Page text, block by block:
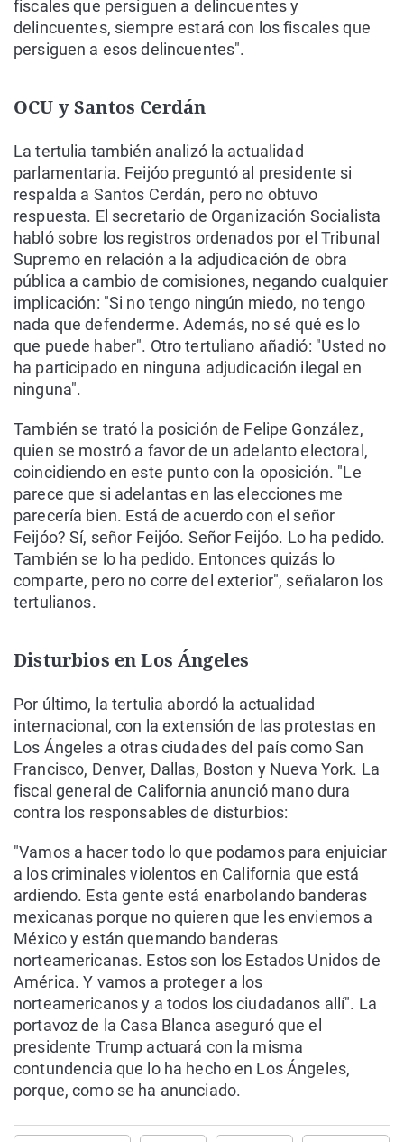
fiscales que persiguen a delincuentes y
delincuentes, siempre estará con los fiscales que
persiguen a esos delincuentes".
OCU y Santos Cerdán
La tertulia también analizó la actualidad
parlamentaria. Feijóo preguntó al presidente si
respalda a Santos Cerdán, pero no obtuvo
respuesta. El secretario de Organización Socialista
habló sobre los registros ordenados por el Tribunal
Supremo en relación a la adjudicación de obra
pública a cambio de comisiones, negando cualquier
implicación: "Si no tengo ningún miedo, no tengo
nada que defenderme. Además, no sé qué es lo
que puede haber". Otro tertuliano añadió: "Usted no
ha participado en ninguna adjudicación ilegal en
ninguna".
También se trató la posición de Felipe González,
quien se mostró a favor de un adelanto electoral,
coincidiendo en este punto con la oposición. "Le
parece que si adelantas en las elecciones me
parecería bien. Está de acuerdo con el señor
Feijóo? Sí, señor Feijóo. Señor Feijóo. Lo ha pedido.
También se lo ha pedido. Entonces quizás lo
comparte, pero no corre del exterior", señalaron los
tertulianos.
Disturbios en Los Ángeles
Por último, la tertulia abordó la actualidad
internacional, con la extensión de las protestas en
Los Ángeles a otras ciudades del país como San
Francisco, Denver, Dallas, Boston y Nueva York. La
fiscal general de California anunció mano dura
contra los responsables de disturbios:
"Vamos a hacer todo lo que podamos para enjuiciar
a los criminales violentos en California que está
ardiendo. Esta gente está enarbolando banderas
mexicanas porque no quieren que les enviemos a
México y están quemando banderas
norteamericanas. Estos son los Estados Unidos de
América. Y vamos a proteger a los
norteamericanos y a todos los ciudadanos allí". La
portavoz de la Casa Blanca aseguró que el
presidente Trump actuará con la misma
contundencia que lo ha hecho en Los Ángeles,
porque, como se ha anunciado.